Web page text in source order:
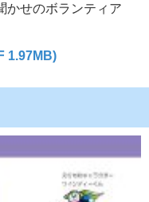
かせのボランティア
1.97MB)